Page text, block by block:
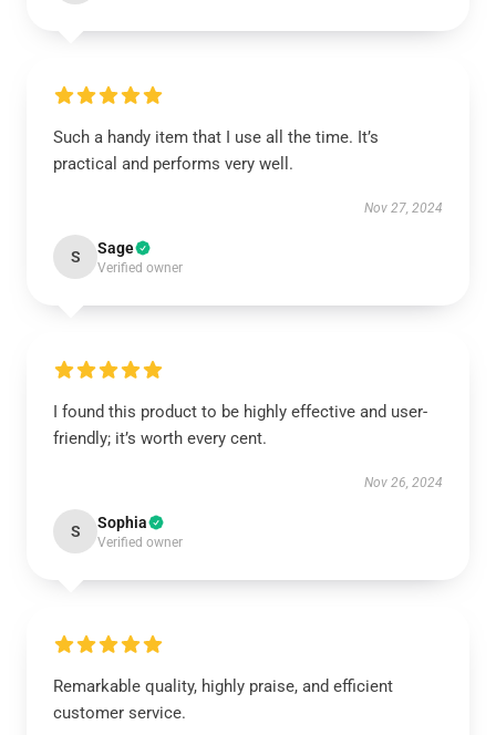
Such a handy item that I use all the time. It’s
practical and performs very well.
Nov 27, 2024
S Sage
Verified owner
I found this product to be highly effective and user-
friendly; it’s worth every cent.
Nov 26, 2024
S Sophia
Verified owner
Remarkable quality, highly praise, and efficient
customer service.